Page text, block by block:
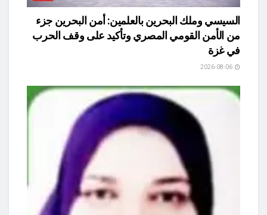
السيسي وملك البحرين بالعلمين: أمن البحرين جزء
من الأمن القومي المصري وتأكيد على وقف الحرب
في غزة